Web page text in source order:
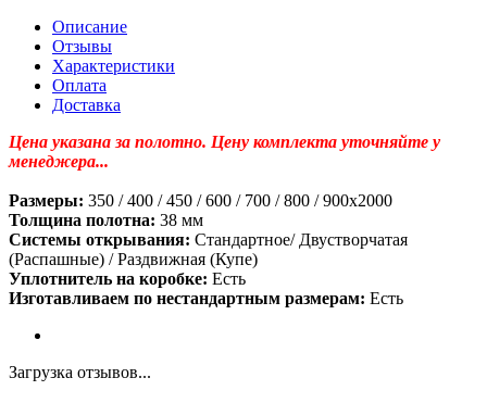
Описание
Отзывы
Характеристики
Оплата
Доставка
Цена указана за полотно. Цену комплекта уточняйте у
менеджера...
Размеры: 350 / 400 / 450 / 600 / 700 / 800 / 900х2000
Толщина полотна: 38 мм
Системы открывания: Стандартное/ Двустворчатая
(Распашные) / Раздвижная (Купе)
Уплотнитель на коробке: Есть
Изготавливаем по нестандартным размерам: Есть
Загрузка отзывов...